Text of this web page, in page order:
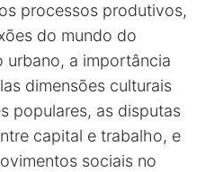
processos produtivos,
do mundo do
a importância
dimensões culturais
populares, as disputas
capital e trabalho, e
sociais no